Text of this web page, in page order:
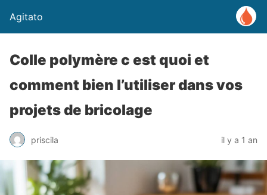
Agitato
Colle polymère c est quoi et
comment bien l’utiliser dans vos
projets de bricolage
priscila il y a 1 an